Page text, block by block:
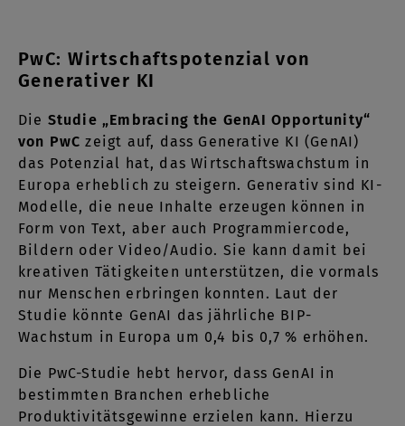
PwC: Wirtschaftspotenzial von
Generativer KI
Die Studie „Embracing the GenAI Opportunity“
von PwC zeigt auf, dass Generative KI (GenAI)
das Potenzial hat, das Wirtschaftswachstum in
Europa erheblich zu steigern. Generativ sind KI-
Modelle, die neue Inhalte erzeugen können in
Form von Text, aber auch Programmiercode,
Bildern oder Video/Audio. Sie kann damit bei
kreativen Tätigkeiten unterstützen, die vormals
nur Menschen erbringen konnten. Laut der
Studie könnte GenAI das jährliche BIP-
Wachstum in Europa um 0,4 bis 0,7 % erhöhen.
Die PwC-Studie hebt hervor, dass GenAI in
bestimmten Branchen erhebliche
Produktivitätsgewinne erzielen kann. Hierzu